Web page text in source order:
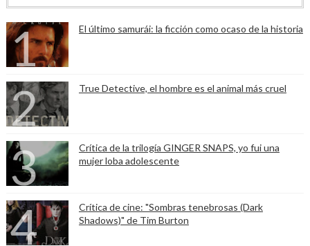
El último samurái: la ficción como ocaso de la historia
True Detective, el hombre es el animal más cruel
Crítica de la trilogía GINGER SNAPS, yo fui una
mujer loba adolescente
Crítica de cine: "Sombras tenebrosas (Dark
Shadows)" de Tim Burton